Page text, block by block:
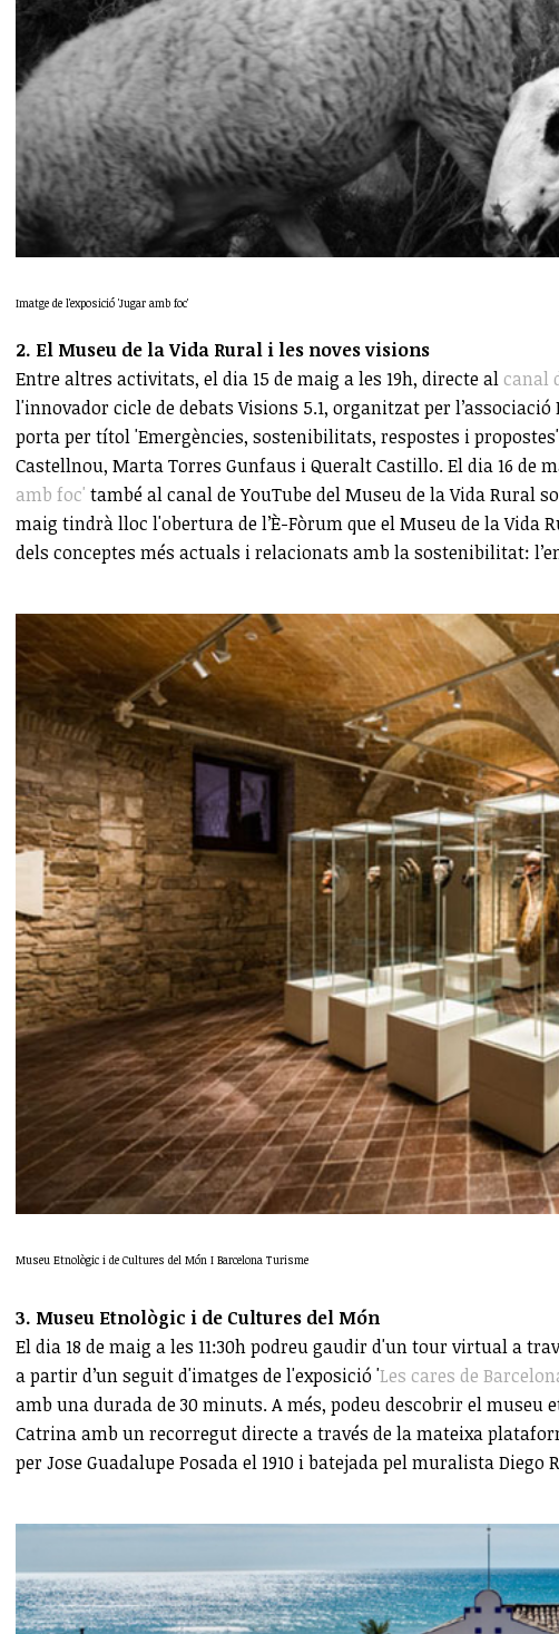
Imatge de l'exposició 'Jugar amb foc'
2. El Museu de la Vida Rural i les noves visions
Entre altres activitats, el dia 15 de maig a les 19h, directe alcanal
l'innovador cicle de debats Visions 5.1, organitzat per
porta per títol 'Emergències, sostenibilitats, respostes i
Castellnou, Marta Torres Gunfaus i Queralt Castillo. El dia 16 de
amb foc' també al canal de YouTube del Museu de la Vida Rural
maig tindrà lloc l'obertura de l’È-Fòrum que el Museu de la Vida
dels conceptes més actuals i relacionats amb la sostenibilitat:
Museu Etnològic i de Cultures del Món I Barcelona Turisme
3. Museu Etnològic i de Cultures del Món
El dia 18 de maig a les 11:30h podreu gaudir d'un tour virtual a
a partir d’un seguit d'imatges de l'exposició 'Les cares de
amb una durada de 30 minuts. A més, podeu descobrir el
Catrina amb un recorregut directe a través de la mateixa
per Jose Guadalupe Posada el 1910 i batejada pel muralista